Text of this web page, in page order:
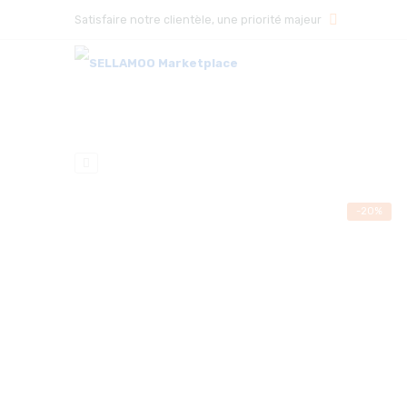
Satisfaire notre clientèle, une priorité majeur
-20%